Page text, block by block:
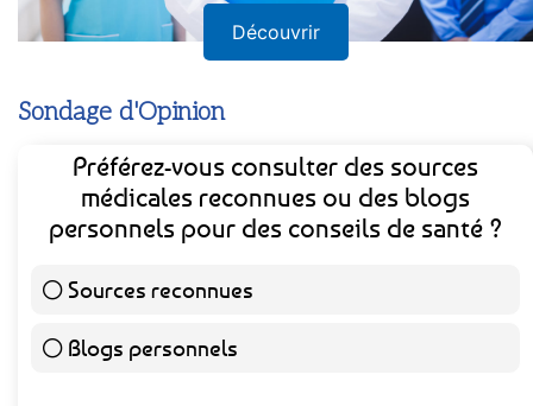
Découvrir
Sondage d'Opinion
Préférez-vous consulter des sources
médicales reconnues ou des blogs
personnels pour des conseils de santé ?
Sources reconnues
Blogs personnels